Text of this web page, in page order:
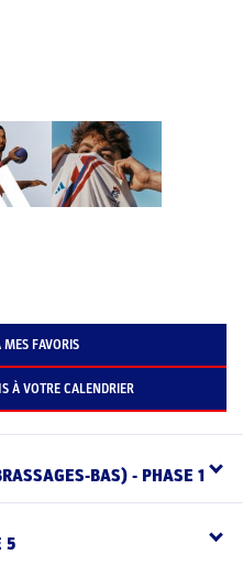
MES FAVORIS
À VOTRE CALENDRIER
BAS) - PHASE 1
5